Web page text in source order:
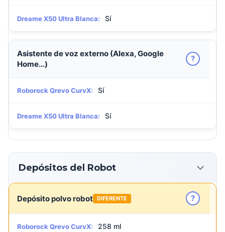
Dreame X50 Ultra Blanca: Sí
Asistente de voz externo (Alexa, Google
Home...)
?
Roborock Qrevo CurvX: Sí
Dreame X50 Ultra Blanca: Sí
Depósitos del Robot
Depósito polvo robot DIFERENTE ?
Roborock Qrevo CurvX: 258 ml